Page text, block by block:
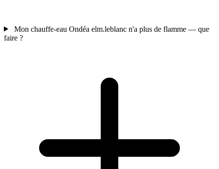
Mon chauffe-eau Ondéa elm.leblanc n'a plus de flamme — que
faire ?